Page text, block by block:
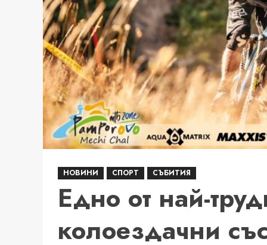
втори
сезон
НОВИНИ СПОРТ СЪБИТИЯ
Едно от най-
колоездачни